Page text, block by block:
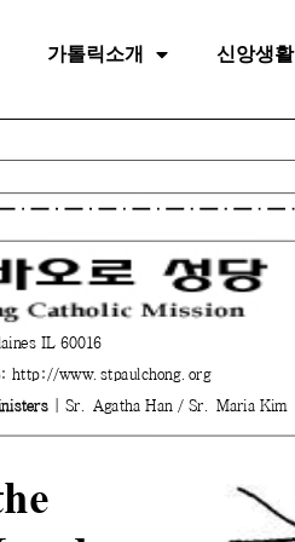
가톨릭소개 신앙생활